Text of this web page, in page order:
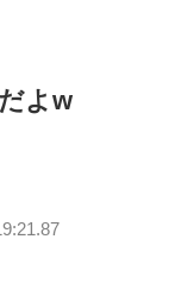
よw